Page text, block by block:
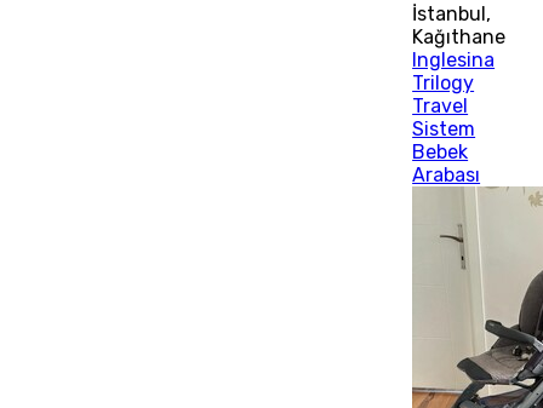
İstanbul,
Kağıthane
Inglesina
Trilogy
Travel
Sistem
Bebek
Arabası